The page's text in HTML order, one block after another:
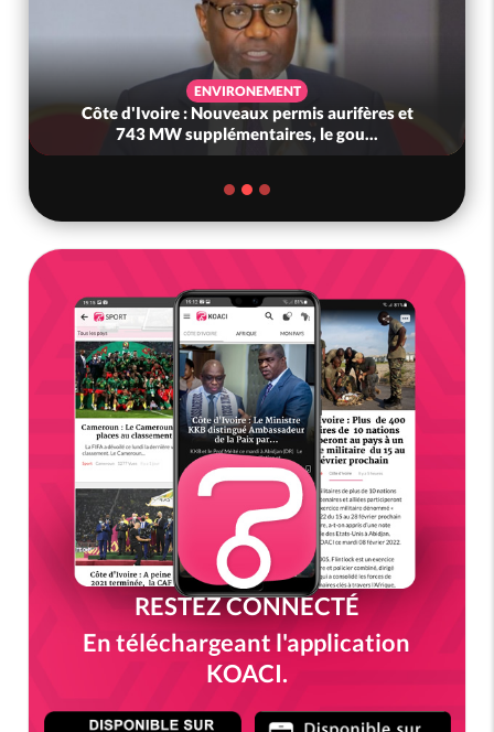
ENVIRONEMENT
Côte d'Ivoire : Nouveaux permis aurifères et
743 MW supplémentaires, le gou...
RESTEZ CONNECTÉ
En téléchargeant l'application
KOACI.